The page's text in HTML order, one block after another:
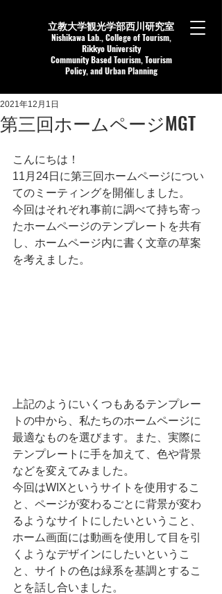
立教大学観光学部西川研究室
Nishikawa Lab.,College of Tourism,
Rikkyo University
Community Based Tourism, Tourism
Policy, and Urban Planning
第三回ホームページMGT
2021年12月1日
こんにちは！
11月24日に第三回ホームページについ
てのミーティングを開催しました。
今回はそれぞれ事前に調べて持ち寄っ
たホームページのテンプレートを共有
し、ホームページ内に書く文章の草案
を考えました。
上記のようにいくつもあるテンプレー
トの中から、私たちのホームページに
最適なものを選びます。また、実際に
テンプレートに手を加えて、色や背景
などを変えてみました。
今回はWIXというサイトを使用するこ
と、ページが変わるごとに背景が変わ
るようなサイトにしたいということ、
ホーム画面には動画を使用して目を引
くようなデザインにしたいというこ
と、サイトの色は緑系を基調とするこ
とを話し合いました。